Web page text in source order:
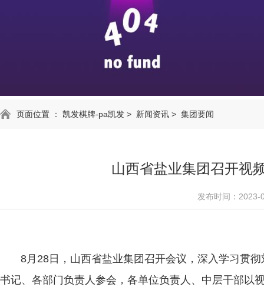
页面位置 ： 凯发棋牌-pa凯发 > 新闻资讯 > 集团要闻
山西省盐业集团召开视
发布时间：2023-
8月28日，山西省盐业集团召开会议，深入学习贯彻
书记、各部门负责人参会，各单位负责人、中层干部以